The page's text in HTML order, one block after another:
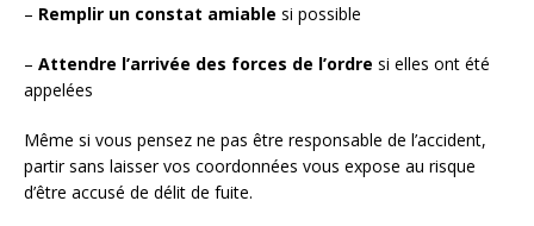
– Remplir un constat amiable si possible
– Attendre l’arrivée des forces de l’ordre si elles ont été
appelées
Même si vous pensez ne pas être responsable de l’accident,
partir sans laisser vos coordonnées vous expose au risque
d’être accusé de délit de fuite.